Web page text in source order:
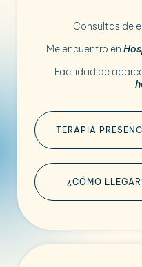
Consultas de
Me encuentro en
Facilidad de
TERAPIA
¿CÓMO